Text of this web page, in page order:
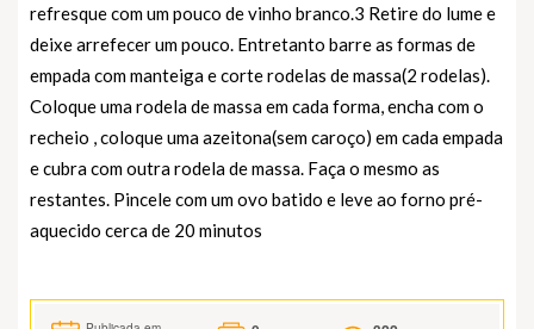
refresque com um pouco de vinho branco.3 Retire do lume e
deixe arrefecer um pouco. Entretanto barre as formas de
empada com manteiga e corte rodelas de massa(2 rodelas).
Coloque uma rodela de massa em cada forma, encha com o
recheio , coloque uma azeitona(sem caroço) em cada empada
e cubra com outra rodela de massa. Faça o mesmo as
restantes. Pincele com um ovo batido e leve ao forno pré-
aquecido cerca de 20 minutos